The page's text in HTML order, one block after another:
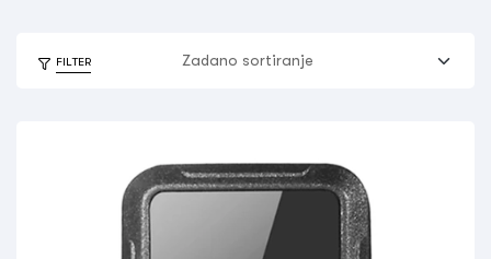
FILTER